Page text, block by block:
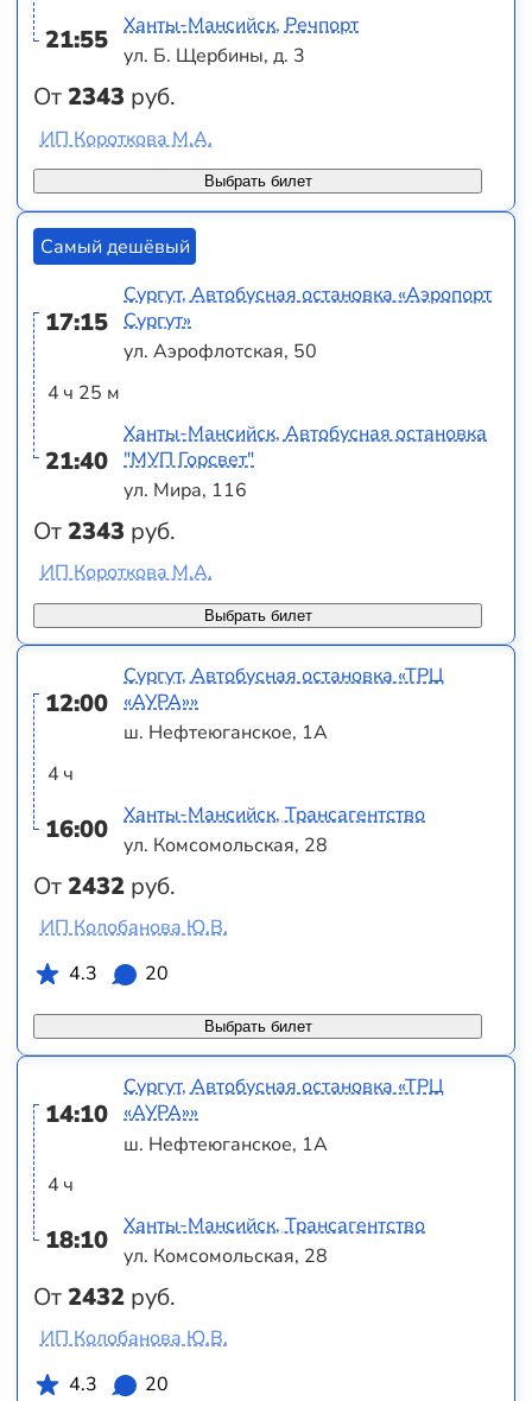
21:55
От2343 руб.
Ханты-Мансийск, Речпорт
ул. Б. Щербины, д. 3
Выбрать билет
ИП Короткова М.А.
Самый дешёвый
17:15
4 ч 25 м
21:40
От2343 руб.
Сургут, Автобусная остановка «Аэропорт
Сургут»
ул. Аэрофлотская, 50
Ханты-Мансийск, Автобусная остановка
"МУП Горсвет"
ул. Мира, 116
Выбрать билет
ИП Короткова М.А.
12:00
4 ч
16:00
От2432 руб.
Сургут, Автобусная остановка «ТРЦ
«АУРА»»
ш. Нефтеюганское, 1А
Ханты-Мансийск, Трансагентство
ул. Комсомольская, 28
Выбрать билет
ИП Колобанова Ю.В.
4.3
20
14:10
4 ч
18:10
От2432 руб.
Сургут, Автобусная остановка «ТРЦ
«АУРА»»
ш. Нефтеюганское, 1А
Ханты-Мансийск, Трансагентство
ул. Комсомольская, 28
ИП Колобанова Ю.В.
4.3
20